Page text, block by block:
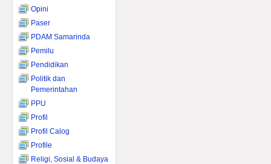
Opini
Paser
PDAM Samarinda
Pemilu
Pendidikan
Politik dan
Pemerintahan
PPU
Profil
Profil Calog
Profile
Religi, Sosial & Budaya